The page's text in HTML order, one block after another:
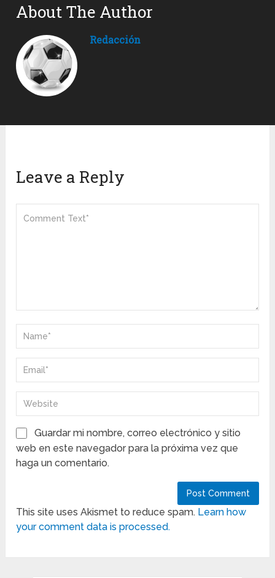
About The Author
Redacción
Leave a Reply
Guardar mi nombre, correo electrónico y sitio
web en este navegador para la próxima vez que
haga un comentario.
This site uses Akismet to reduce spam. Learn how
your comment data is processed.